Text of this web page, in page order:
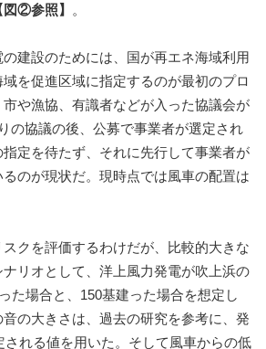
図②参照】 。
建設のためには、国が再エネ海域利用
を促進区域に指定するのが最初のプロ
や漁協、有識者などが入った協議会が
の協議の後、公募で事業者が選定され
定を待たず、それに先行して事業者が
のが現状だ。現時点では風車の配置は
クを評価するわけだが、比較的大きな
リオとして、洋上風力発電が吹上浜の
た場合と、150基建った場合を想定し
の大きさは、過去の研究を参考に、発
される値を用いた。そして風車からの低